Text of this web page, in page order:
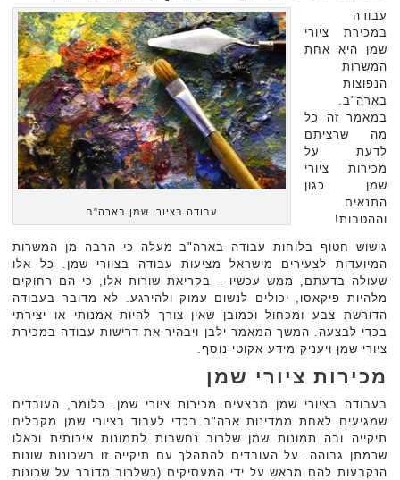
עבודה בציורי שמן בארה"ב
עבודה
במכירת ציורי
שמן היא אחת
המשרות
הנפוצות
בארה"ב.
במאמר זה כל
מה שרציתם
לדעת על
מכירות ציורי
שמן כגון
התנאים
וההטבות!
גישוש חטוף בלוחות עבודה בארה"ב מעלה כי הרבה מן המשרות
המיועדות לצעירים מישראל מציעות עבודה בציורי שמן. כל אלו
שעולה בדעתם, ממש עכשיו – בקריאת שורות אלו, כי הם רחוקים
מלהיות פיקאסו, יכולים לנשום עמוק ולהירגע. לא מדובר בעבודה
הדורשת צבע ומכחול וכמובן שאין צורך להיות אמנותי או יצירתי
בכדי לבצעה. המשך המאמר ילבן ויבהיר את דרישות עבודה במכירת
ציורי שמן ויעניק מידע אקוטי נוסף.
מכירות ציורי שמן
בעבודה בציורי שמן מבצעים מכירות ציורי שמן. כלומר, העובדים
שמגיעים לאחת ממדינות ארה"ב בכדי לעבוד בציורי שמן מקבלים
תיקייה ובה תמונות שמן שלרוב נחשבות לתמונות איכותית וכאלו
שרמתן גבוהה. על העובדים להתהלך עם תיקייה זו בשכונות שונות
הנקבעות להם מראש על ידי המעסיקים (כשלרוב מדובר על שכונות